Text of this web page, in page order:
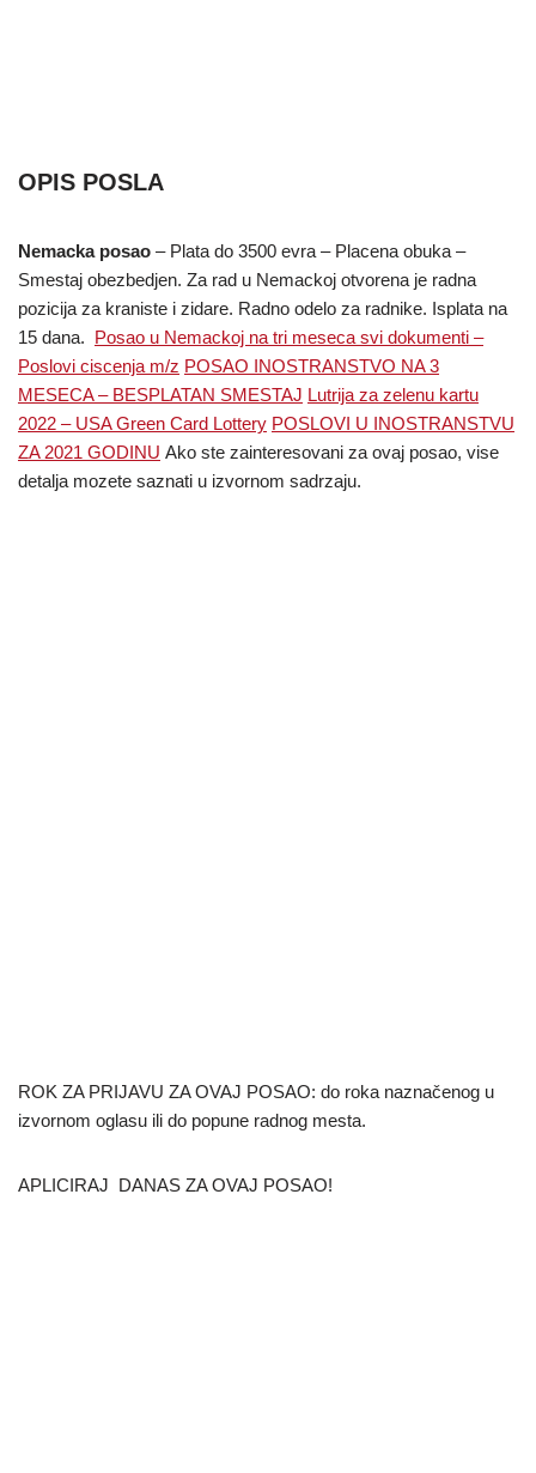
OPIS POSLA
Nemacka posao – Plata do 3500 evra – Placena obuka –
Smestaj obezbedjen. Za rad u Nemackoj otvorena je radna
pozicija za kraniste i zidare. Radno odelo za radnike. Isplata na
15 dana. Posao u Nemackoj na tri meseca svi dokumenti –
Poslovi ciscenja m/z POSAO INOSTRANSTVO NA 3
MESECA – BESPLATAN SMESTAJ Lutrija za zelenu kartu
2022 – USA Green Card Lottery POSLOVI U INOSTRANSTVU
ZA 2021 GODINU Ako ste zainteresovani za ovaj posao, vise
detalja mozete saznati u izvornom sadrzaju.
ROK ZA PRIJAVU ZA OVAJ POSAO: do roka naznačenog u
izvornom oglasu ili do popune radnog mesta.
APLICIRAJ DANAS ZA OVAJ POSAO!